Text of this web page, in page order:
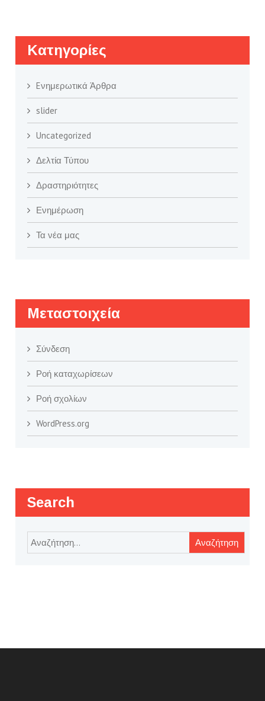
Kατηγορίες
Eνημερωτικά Άρθρα
slider
Uncategorized
Δελτία Τύπου
Δραστηριότητες
Ενημέρωση
Τα νέα μας
Μεταστοιχεία
Σύνδεση
Ροή καταχωρίσεων
Ροή σχολίων
WordPress.org
Search
Αναζήτηση
για: